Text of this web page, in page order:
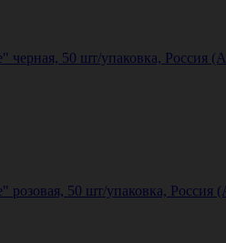
черная, 50 шт/упаковка, Россия
розовая, 50 шт/упаковка, Россия